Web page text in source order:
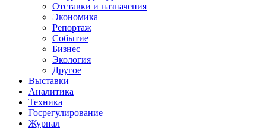
Отставки и назначения
Экономика
Репортаж
Событие
Бизнес
Экология
Другое
Выставки
Аналитика
Техника
Госрегулирование
Журнал